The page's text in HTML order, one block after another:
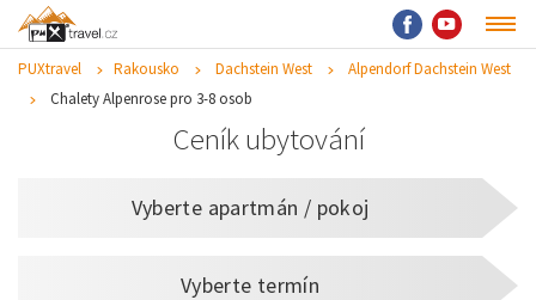
PUXtravel Rakousko Dachstein West
Alpendorf Dachstein West
Chalety Alpenrose pro 3-8 osob
Ceník ubytování
Vyberte apartmán / pokoj
Vyberte termín